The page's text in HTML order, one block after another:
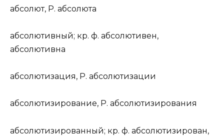
абсолют, Р. абсолюта
абсолютивный; кр. ф. абсолютивен,
абсолютивна
абсолютизация, Р. абсолютизации
абсолютизирование, Р. абсолютизирования
абсолютизированный; кр. ф. абсолютизирован,